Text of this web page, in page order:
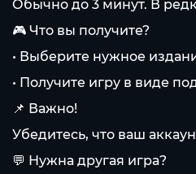
Обычно до 3 минут. В
🎮 Что вы получите?
• Выберите нужное
• Получите игру в виде
📌 Важно!
Убедитесь, что ваш
💬 Нужна другая игра?